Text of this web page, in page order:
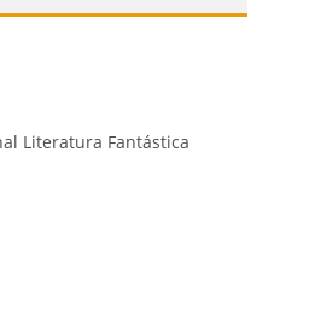
Literatura Fantástica